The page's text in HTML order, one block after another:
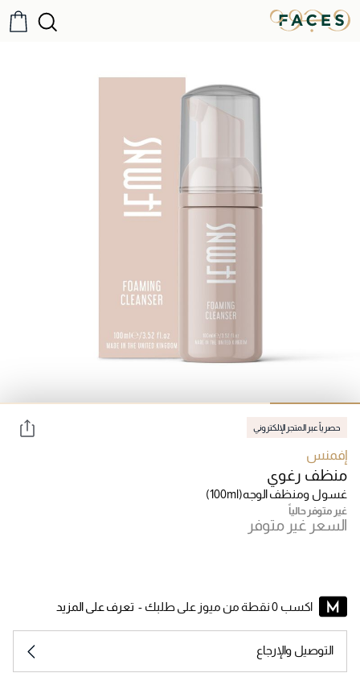
حصرياً عبر المتجر الإلكتروني
إفمنس
منظف رغوي
غسول ومنظف الوجه(100ml)
غير متوفر حالياً
السعر غير متوفر
اكسب 0 نقطة من ميوز على طلبك - تعرف على المزيد
التوصيل والإرجاع